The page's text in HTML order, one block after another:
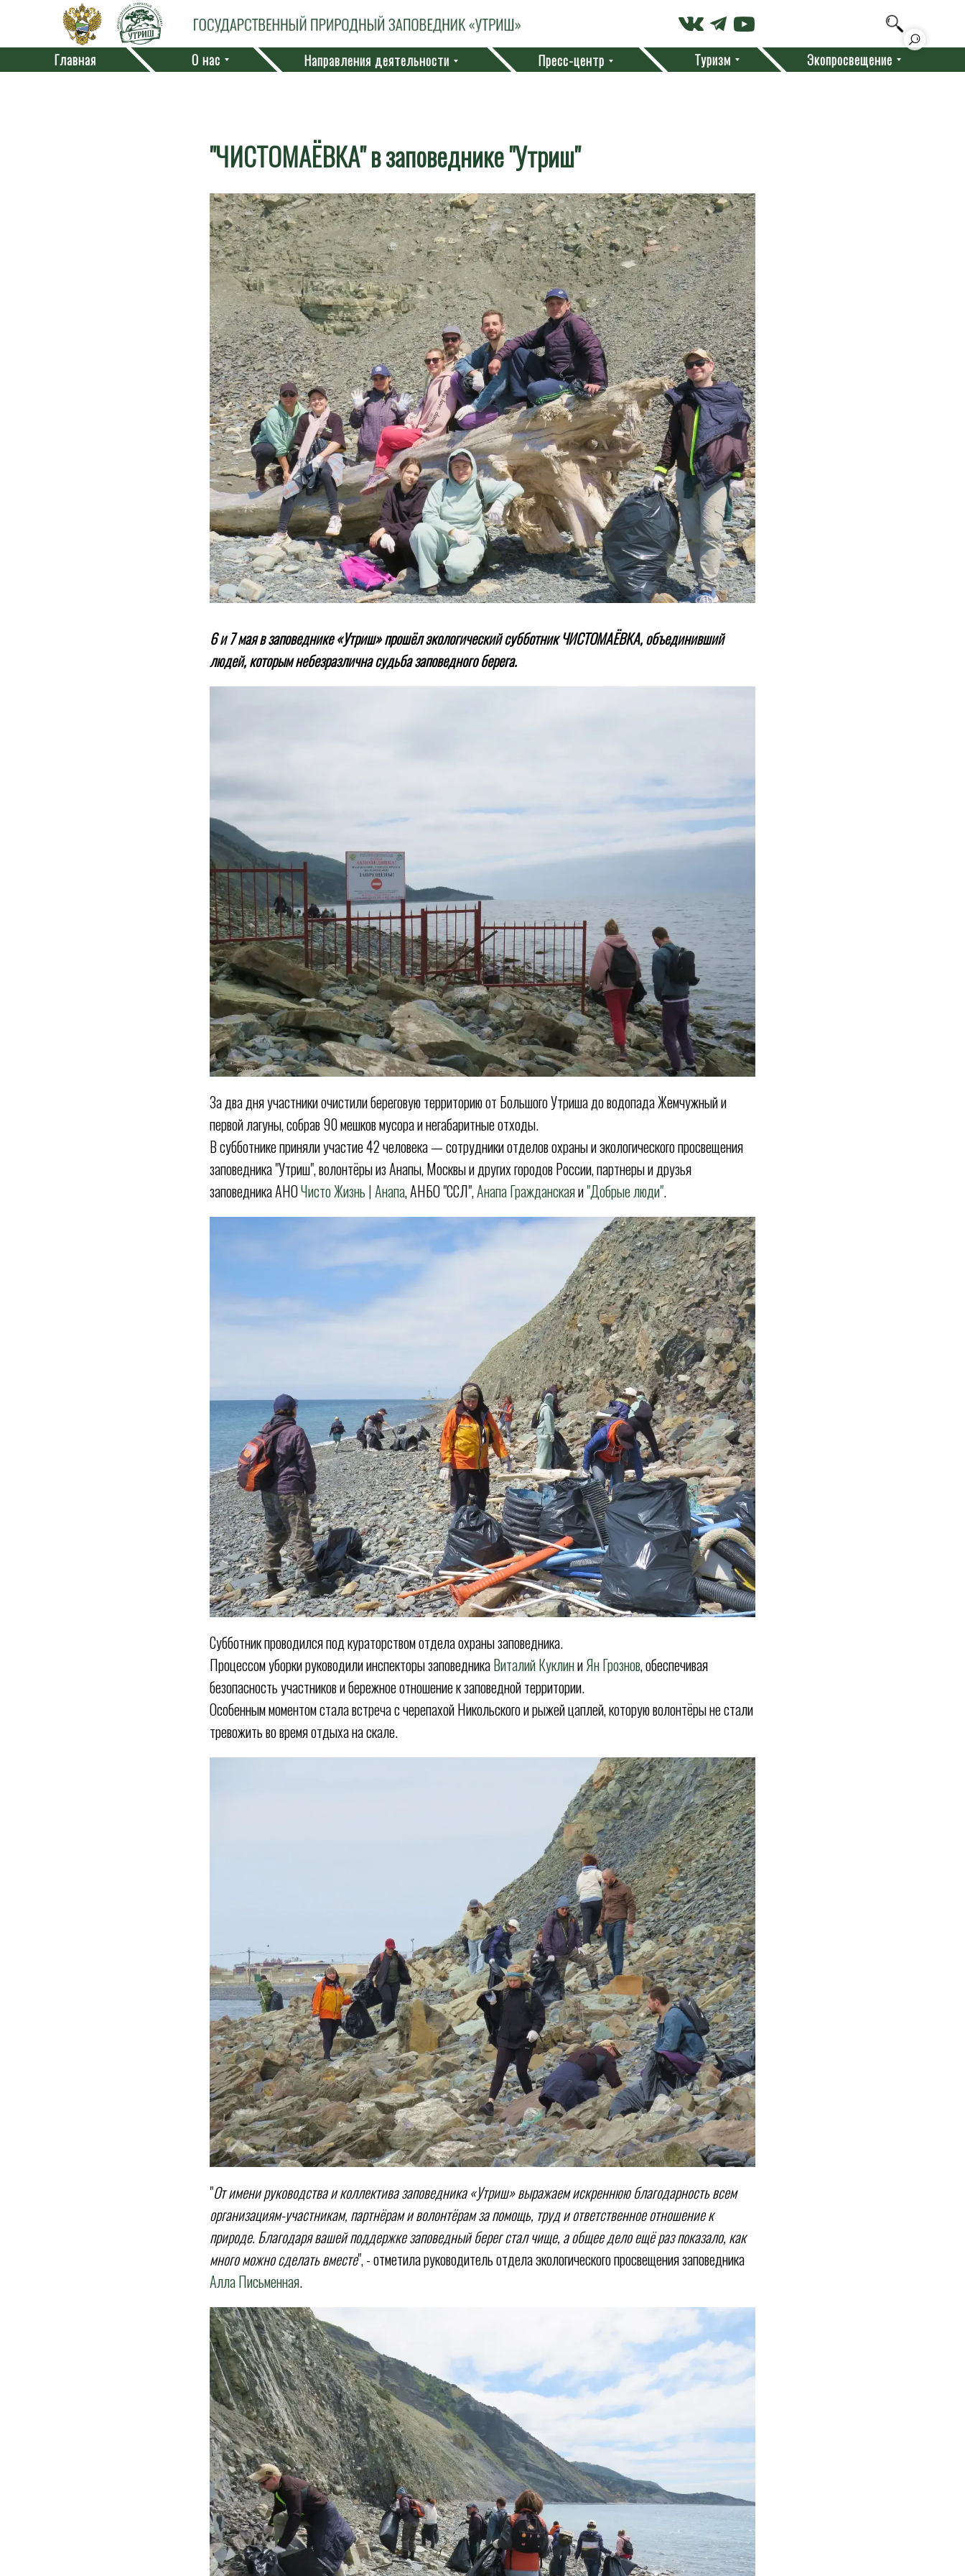
Туризм
Пресс-центр
Направления деятельности
О нас
Главная Экопросвещение
"ЧИСТОМАЁВКА" в заповеднике "Утриш"
6 и 7 мая в заповеднике «Утриш» прошёл экологический субботник ЧИСТОМАЁВКА, объединивший
людей, которым небезразлична судьба заповедного берега.
За два дня участники очистили береговую территорию от Большого Утриша до водопада Жемчужный и
первой лагуны, собрав 90 мешков мусора и негабаритные отходы.
В субботнике приняли участие 42 человека — сотрудники отделов охраны и экологического просвещения
заповедника "Утриш", волонтёры из Анапы, Москвы и других городов России, партнеры и друзья
заповедника АНОЧисто Жизнь | Анапа, АНБО "ССЛ",Анапа Гражданскаяи"Добрые люди".
Субботник проводился под кураторством отдела охраны заповедника.
Процессом уборки руководили инспекторы заповедникаВиталий КуклиниЯн Грознов, обеспечивая
безопасность участников и бережное отношение к заповедной территории.
Особенным моментом стала встреча с черепахой Никольского и рыжей цаплей, которую волонтёры не стали
тревожить во время отдыха на скале.
"От имени руководства и коллектива заповедника «Утриш» выражаем искреннюю благодарность всем
организациям-участникам, партнёрам и волонтёрам за помощь, труд и ответственное отношение к
природе. Благодаря вашей поддержке заповедный берег стал чище, а общее дело ещё раз показало, как
много можно сделать вместе", - отметила руководитель отдела экологического просвещения заповедника
Алла Письменная.